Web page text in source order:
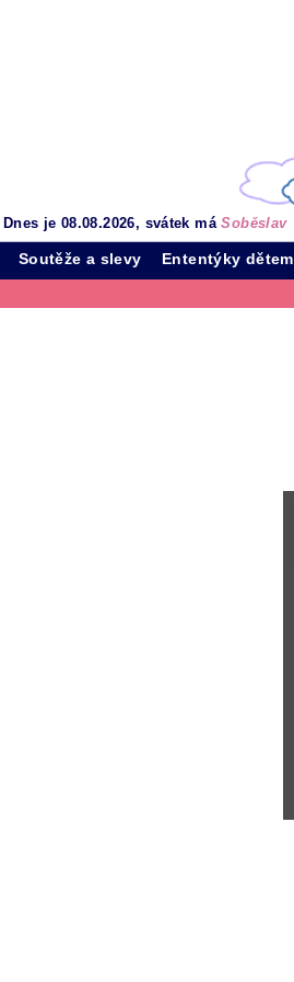
Dnes je 08.08.2026, svátek máSoběslav
Soutěže a slevy Ententýky dětem